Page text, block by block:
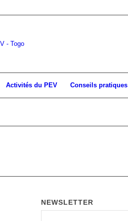
Activités du PEV Conseils pratiques
NEWSLETTER